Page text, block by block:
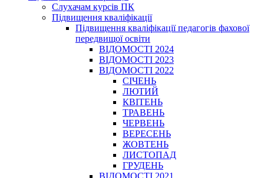
Слухачам курсів ПК
Підвищення кваліфікації
Підвищення кваліфікації педагогів фахової
передвищої освіти
ВІДОМОСТІ 2024
ВІДОМОСТІ 2023
ВІДОМОСТІ 2022
СІЧЕНЬ
ЛЮТИЙ
КВІТЕНЬ
ТРАВЕНЬ
ЧЕРВЕНЬ
ВЕРЕСЕНЬ
ЖОВТЕНЬ
ЛИСТОПАД
ГРУДЕНЬ
ВІДОМОСТІ 2021